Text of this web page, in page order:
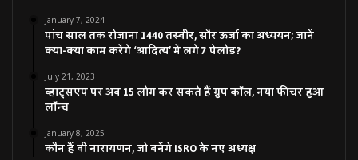
January 7, 2024
पांच साल तक रोजाना 1440 तस्वीर, सौर ऊर्जा का अध्ययन; जानें
क्या-क्या काम करेंगे ‘आदित्य’ में लगे 7 पेलोड?
July 21, 2023
व्हाट्सएप पर अब 15 लोग कर सकते हैं ग्रुप कॉल, नया फीचर हुआ
लॉन्च
January 8, 2025
कौन हैं वी नारायणन, जो बनेंगे ISRO के नए अध्यक्ष